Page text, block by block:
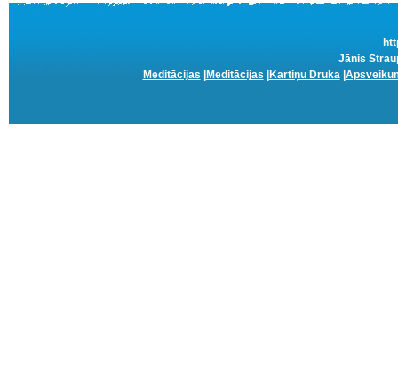
Jānis
Meditācijas
Meditācijas Kartiņu Druka|